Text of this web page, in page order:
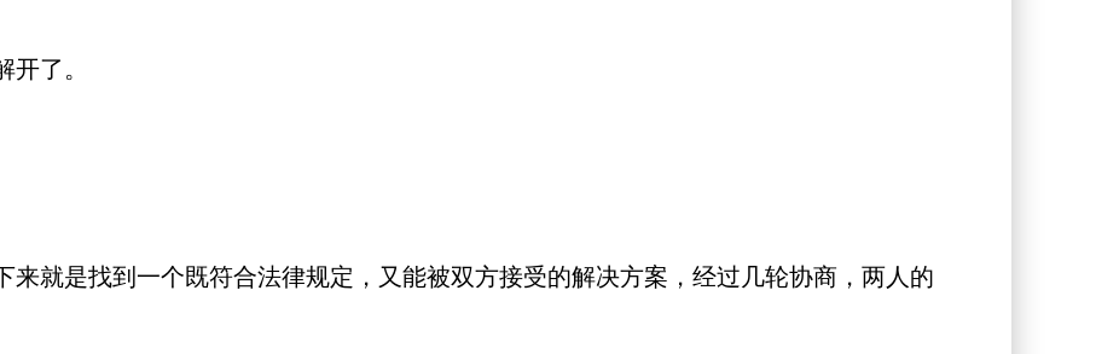
了。
就是找到一个既符合法律规定，又能被双方接受的解决方案，经过几轮协商，两人的